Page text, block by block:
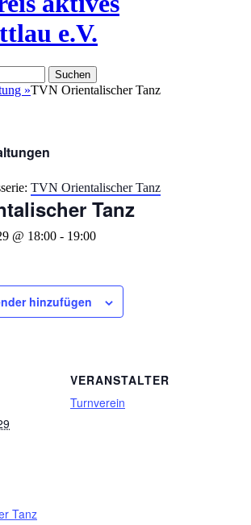
e.V.
»TVN Orientalischer Tanz
TVN Orientalischer Tanz
Tanz
@ 18:00 - 19:00
hinzufügen
Tanz
VERANSTALTER
Turnverein